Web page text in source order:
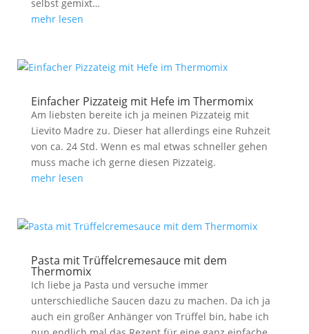
selbst gemixt…
mehr lesen
Einfacher Pizzateig mit Hefe im Thermomix
Am liebsten bereite ich ja meinen Pizzateig mit
Lievito Madre zu. Dieser hat allerdings eine Ruhzeit
von ca. 24 Std. Wenn es mal etwas schneller gehen
muss mache ich gerne diesen Pizzateig.
mehr lesen
Pasta mit Trüffelcremesauce mit dem
Thermomix
Ich liebe ja Pasta und versuche immer
unterschiedliche Saucen dazu zu machen. Da ich ja
auch ein großer Anhänger von Trüffel bin, habe ich